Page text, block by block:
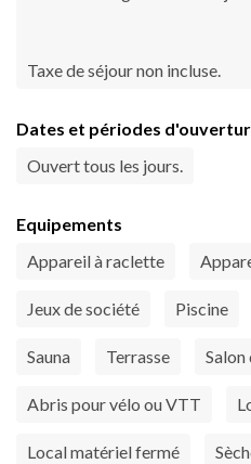
Taxe de séjour non incluse.
Dates et périodes
Ouvert tous les jours.
Equipements
Appareil à raclette
Jeux de société Piscine
Sauna Terrasse Salon
Abris pour vélo ou VTT
Local matériel fermé